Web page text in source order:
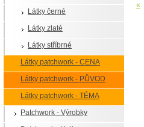
Látky černé
Látky zlaté
Látky stříbrné
Látky patchwork - CENA
Látky patchwork - PŮVOD
Látky patchwork - TÉMA
Patchwork - Výrobky
«